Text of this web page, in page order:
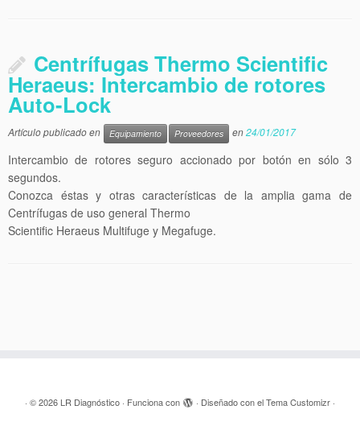
Centrífugas Thermo Scientific
Heraeus: Intercambio de rotores
Auto-Lock
Artículo publicado en Equipamiento Proveedores en24/01/2017
Intercambio de rotores seguro accionado por botón en sólo 3
segundos.
Conozca éstas y otras características de la amplia gama de
Centrífugas de uso general Thermo
Scientific Heraeus Multifuge y Megafuge.
· © 2026 LR Diagnóstico · Funciona con · Diseñado con elTema Customizr ·